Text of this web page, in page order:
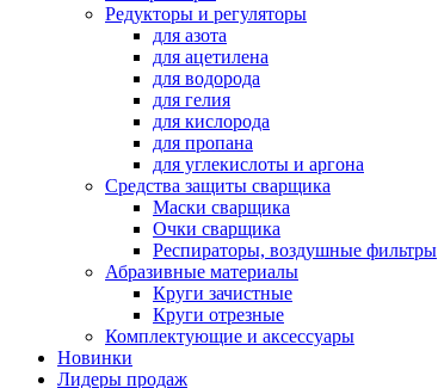
Редукторы и регуляторы
для азота
для ацетилена
для водорода
для гелия
для кислорода
для пропана
для углекислоты и аргона
Средства защиты сварщика
Маски сварщика
Очки сварщика
Респираторы, воздушные фильтры
Абразивные материалы
Круги зачистные
Круги отрезные
Комплектующие и аксессуары
Новинки
Лидеры продаж